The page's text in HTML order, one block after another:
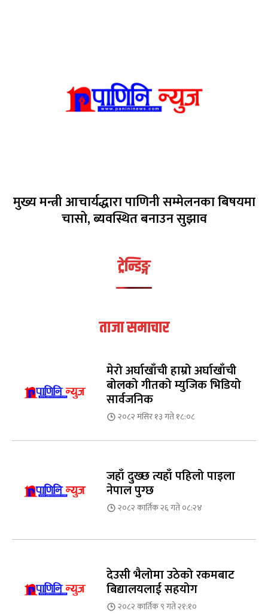
मुख्य मन्त्री आचार्यद्धारा पाणिनी सम्मेलनका बिषयमा
चासो, ब्यवस्थित बनाउन सुझाव
ट्रेन्डिङ्ग
ताजा समाचार
मेरो अर्घाखाँची हाम्रो अर्घाखाँची
बोलको गीतको म्युजिक भिडियो
सार्वजनिक
२०८२ मंसिर १३ गते १८:०८
जहाँ दुख्छ त्यहाँ पहिलो पाइला
नेपाल पुग्छ
२०८२ कार्तिक २६ गते ०८:२४
देउसी भैलोमा उठेको रकमबाट
बिद्यालयलाई सहयोग
२०८२ कार्तिक ९ गते २१:१०